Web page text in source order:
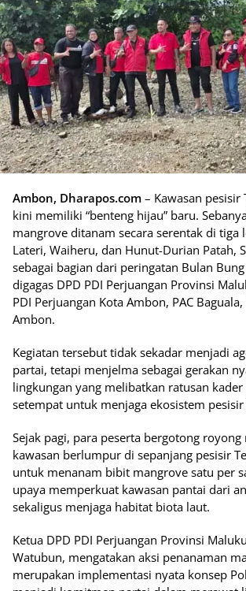
Ambon, Dharapos.com – Kawasan pesisir
kini memiliki “benteng hijau” baru.
mangrove ditanam secara serentak di tiga
Lateri, Waiheru, dan Hunut-Durian Patah,
sebagai bagian dari peringatan Bulan
digagas DPD PDI Perjuangan Provinsi
PDI Perjuangan Kota Ambon, PAC
Ambon.
Kegiatan tersebut tidak sekadar menjadi
partai, tetapi menjelma sebagai gerakan
lingkungan yang melibatkan ratusan
setempat untuk menjaga ekosistem
Sejak pagi, para peserta bergotong
kawasan berlumpur di sepanjang pesisir
untuk menanam bibit mangrove satu per
upaya memperkuat kawasan pantai dari
sekaligus menjaga habitat biota laut.
Ketua DPD PDI Perjuangan Provinsi
Watubun, mengatakan aksi penanaman
merupakan implementasi nyata konsep